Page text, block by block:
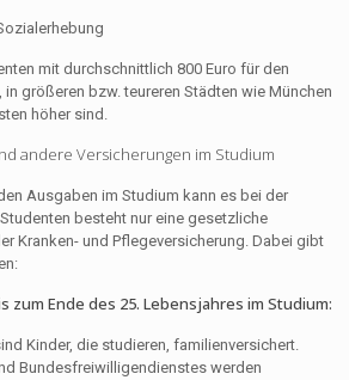
mit durchschnittlich 800 Euro für den
größeren bzw. teureren Städten wie München
höher sind.
andere Versicherungen im Studium
Ausgaben im Studium kann es bei der
besteht nur eine gesetzliche
Kranken- und Pflegeversicherung. Dabei gibt
zum Ende des 25. Lebensjahres im Studium:
Kinder, die studieren, familienversichert.
Bundesfreiwilligendienstes werden